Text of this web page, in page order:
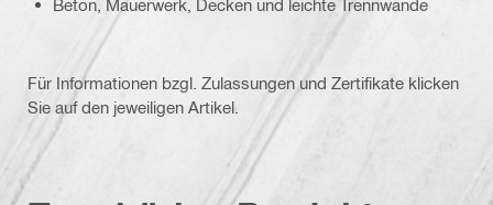
Beton, Mauerwerk, Decken und leichte Trennwände
Für Informationen bzgl. Zulassungen und Zertifikate klicken
Sie auf den jeweiligen Artikel.